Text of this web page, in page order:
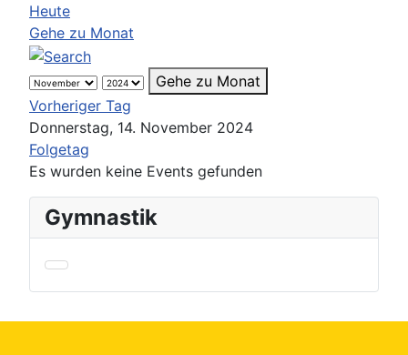
Heute
Gehe zu Monat
Gehe zu Monat
Vorheriger Tag
Donnerstag, 14. November 2024
Folgetag
Es wurden keine Events gefunden
Gymnastik